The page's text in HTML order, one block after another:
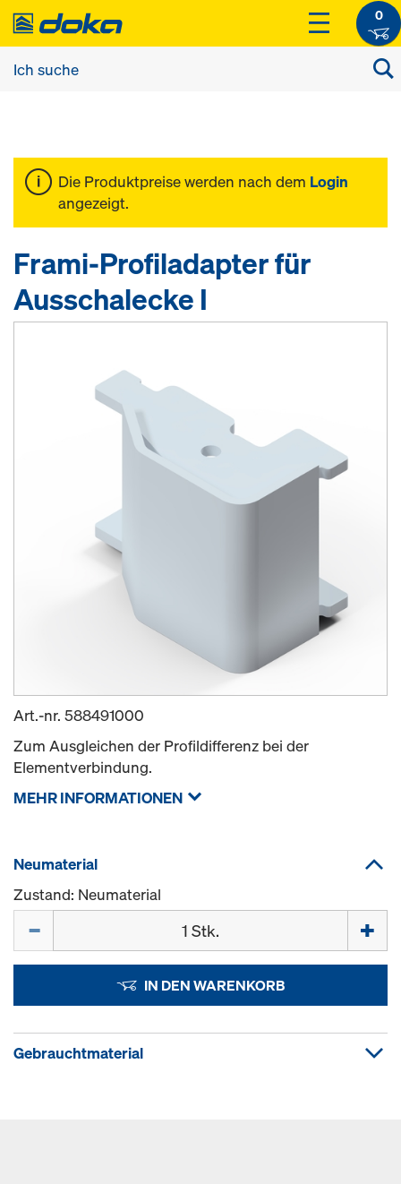
0
Die Produktpreise werden nach dem Login
angezeigt.
Frami-Profiladapter für
Ausschalecke I
Art.-nr. 588491000
Zum Ausgleichen der Profildifferenz bei der
Elementverbindung.
MEHR INFORMATIONEN
Neumaterial
Zustand: Neumaterial
IN DEN WARENKORB
Gebrauchtmaterial